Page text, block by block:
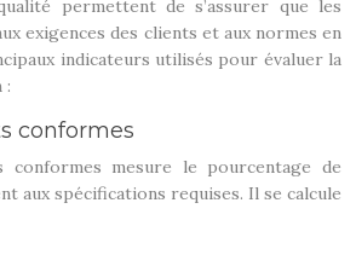
permettent de s’assurer que les
exigences des clients et aux normes en
indicateurs utilisés pour évaluer la
:
conformes
mesure le pourcentage de
aux spécifications requises. Il se calcule